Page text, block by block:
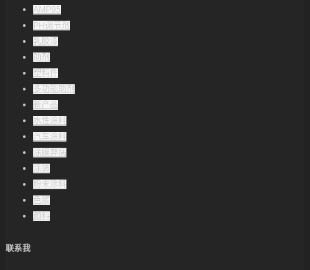
AMP95
PH调节剂
乳胶漆
助剂
塑料件
多功能助剂
新产品
水性涂料
汽车涂料
涂膜弊病
涂装
粉末涂料
色浆
颜料
联系我